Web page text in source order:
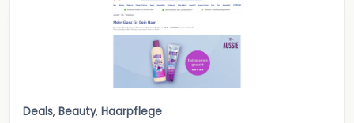
Deals, Beauty, Haarpflege